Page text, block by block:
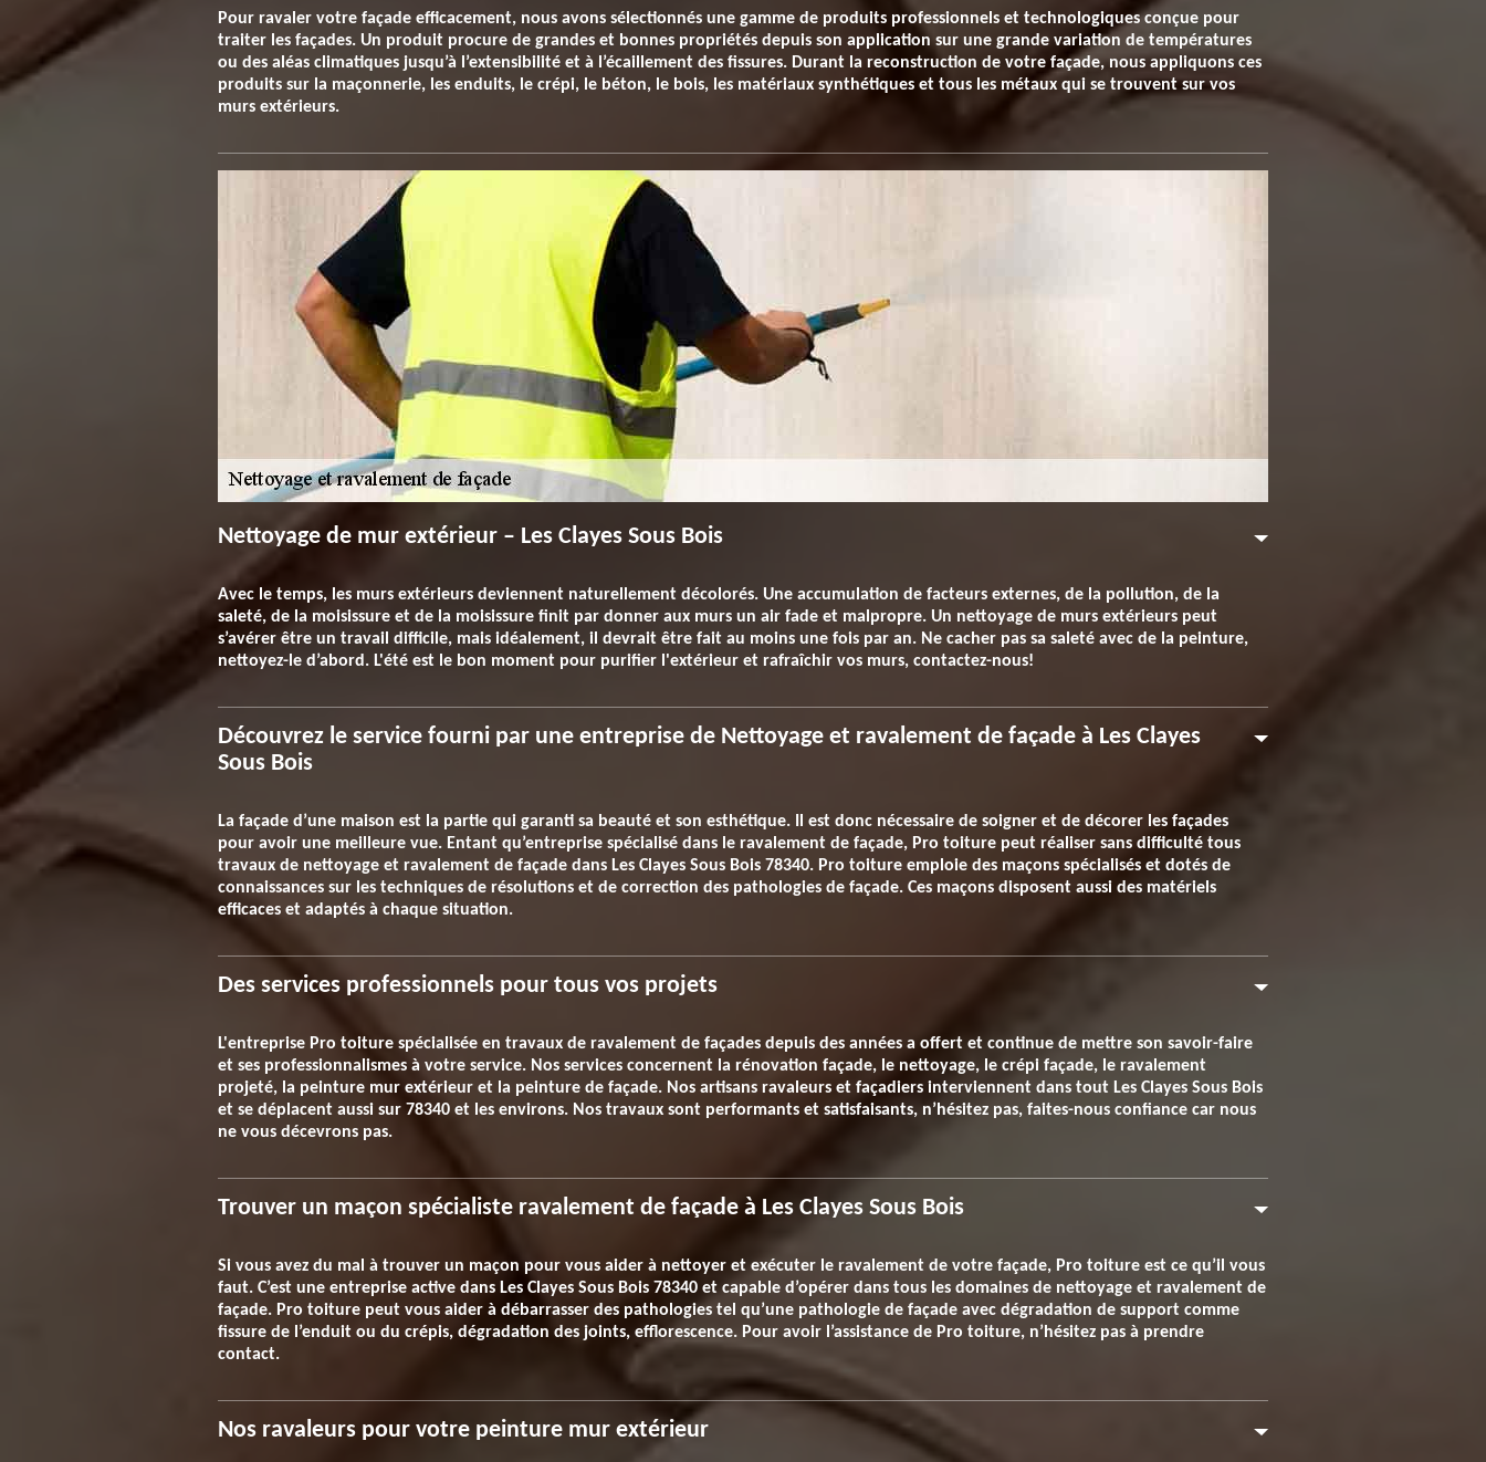
Pour ravaler votre façade efficacement, nous avons sélectionnés une gamme de produits professionnels et technologiques conçue pour
traiter les façades. Un produit procure de grandes et bonnes propriétés depuis son application sur une grande variation de températures
ou des aléas climatiques jusqu’à l’extensibilité et à l’écaillement des fissures. Durant la reconstruction de votre façade, nous appliquons ces
produits sur la maçonnerie, les enduits, le crépi, le béton, le bois, les matériaux synthétiques et tous les métaux qui se trouvent sur vos
murs extérieurs.
Nettoyage de mur extérieur – Les Clayes Sous Bois
Avec le temps, les murs extérieurs deviennent naturellement décolorés. Une accumulation de facteurs externes, de la pollution, de la
saleté, de la moisissure et de la moisissure finit par donner aux murs un air fade et malpropre. Un nettoyage de murs extérieurs peut
s’avérer être un travail difficile, mais idéalement, il devrait être fait au moins une fois par an. Ne cacher pas sa saleté avec de la peinture,
nettoyez-le d’abord. L'été est le bon moment pour purifier l'extérieur et rafraîchir vos murs, contactez-nous!
Découvrez le service fourni par une entreprise de Nettoyage et ravalement de façade à Les Clayes
Sous Bois
La façade d’une maison est la partie qui garanti sa beauté et son esthétique. Il est donc nécessaire de soigner et de décorer les façades
pour avoir une meilleure vue. Entant qu’entreprise spécialisé dans le ravalement de façade, Pro toiture peut réaliser sans difficulté tous
travaux de nettoyage et ravalement de façade dans Les Clayes Sous Bois 78340. Pro toiture emploie des maçons spécialisés et dotés de
connaissances sur les techniques de résolutions et de correction des pathologies de façade. Ces maçons disposent aussi des matériels
efficaces et adaptés à chaque situation.
Des services professionnels pour tous vos projets
L'entreprise Pro toiture spécialisée en travaux de ravalement de façades depuis des années a offert et continue de mettre son savoir-faire
et ses professionnalismes à votre service. Nos services concernent la rénovation façade, le nettoyage, le crépi façade, le ravalement
projeté, la peinture mur extérieur et la peinture de façade. Nos artisans ravaleurs et façadiers interviennent dans tout Les Clayes Sous Bois
et se déplacent aussi sur 78340 et les environs. Nos travaux sont performants et satisfaisants, n’hésitez pas, faites-nous confiance car nous
ne vous décevrons pas.
Trouver un maçon spécialiste ravalement de façade à Les Clayes Sous Bois
Si vous avez du mal à trouver un maçon pour vous aider à nettoyer et exécuter le ravalement de votre façade, Pro toiture est ce qu’il vous
faut. C’est une entreprise active dans Les Clayes Sous Bois 78340 et capable d’opérer dans tous les domaines de nettoyage et ravalement de
façade. Pro toiture peut vous aider à débarrasser des pathologies tel qu’une pathologie de façade avec dégradation de support comme
fissure de l’enduit ou du crépis, dégradation des joints, efflorescence. Pour avoir l’assistance de Pro toiture, n’hésitez pas à prendre
contact.
Nos ravaleurs pour votre peinture mur extérieur